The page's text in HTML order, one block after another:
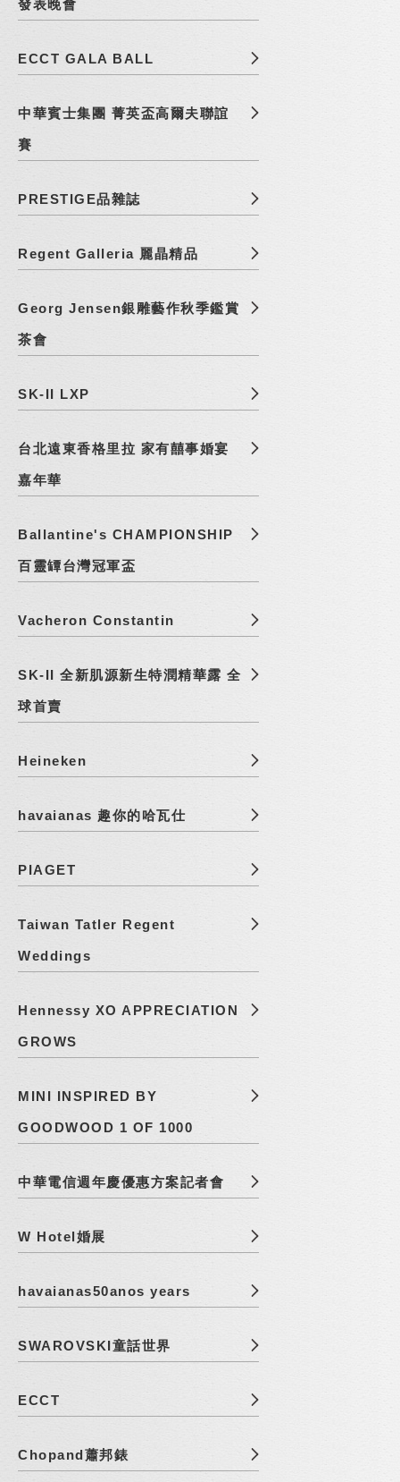
發表晚會
ECCT GALA BALL
中華賓士集團 菁英盃高爾夫聯誼
賽
PRESTIGE品雜誌
Regent Galleria 麗晶精品
Georg Jensen銀雕藝作秋季鑑賞
茶會
SK-II LXP
台北遠東香格里拉 家有囍事婚宴
嘉年華
Ballantine's CHAMPIONSHIP
百靈罈台灣冠軍盃
Vacheron Constantin
SK-II 全新肌源新生特潤精華露 全
球首賣
Heineken
havaianas 趣你的哈瓦仕
PIAGET
Taiwan Tatler Regent
Weddings
Hennessy XO APPRECIATION
GROWS
MINI INSPIRED BY
GOODWOOD 1 OF 1000
中華電信週年慶優惠方案記者會
W Hotel婚展
havaianas50anos years
SWAROVSKI童話世界
ECCT
Chopand蕭邦錶